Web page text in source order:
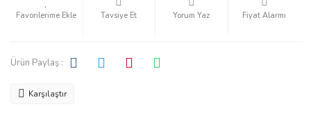
Tavsiye Et Yorum Yaz Fiyat Alarmı
Ürün Paylaş :
Karşılaştır